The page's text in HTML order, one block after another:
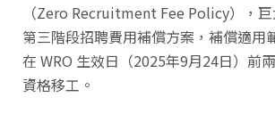
（Zero Recruitment Fee Policy），
第三階段招聘費用補償方案，補償適用
在 WRO 生效日（2025年9月24日）前
資格移工。